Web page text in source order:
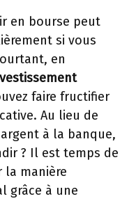
en bourse peut
si vous
en
faire fructifier
Au lieu de
à la banque,
? Il est temps de
la manière
grâce à une